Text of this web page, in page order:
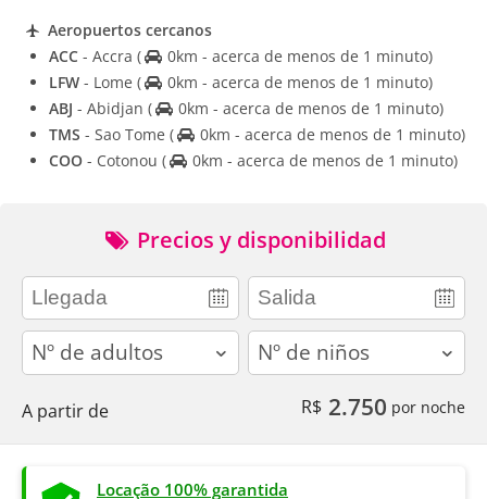
Aeropuertos cercanos
ACC - Accra (
0km - acerca de menos de 1 minuto)
LFW - Lome (
0km - acerca de menos de 1 minuto)
ABJ - Abidjan (
0km - acerca de menos de 1 minuto)
TMS - Sao Tome (
0km - acerca de menos de 1 minuto)
COO - Cotonou ( 0km - acerca de menos de 1 minuto)
Precios y disponibilidad
adults children
A partir de R$ 2.750 por noche
Locação 100% garantida